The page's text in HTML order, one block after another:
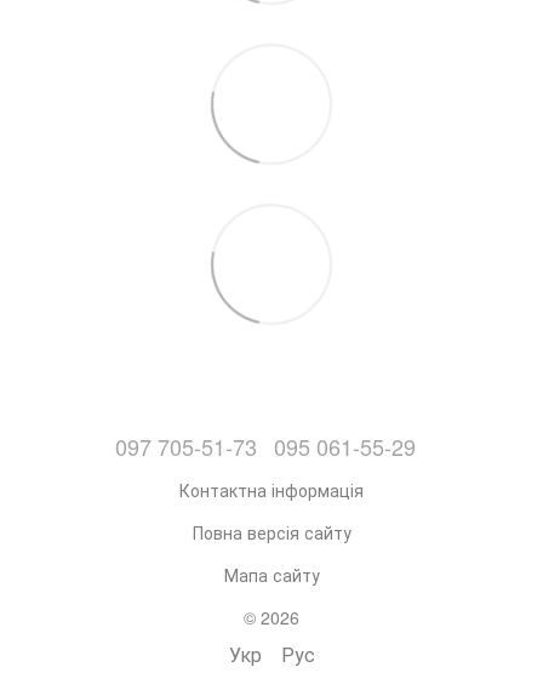
097 705-51-73 095 061-55-29
Контактна інформація
Повна версія сайту
Мапа сайту
© 2026
Укр Рус